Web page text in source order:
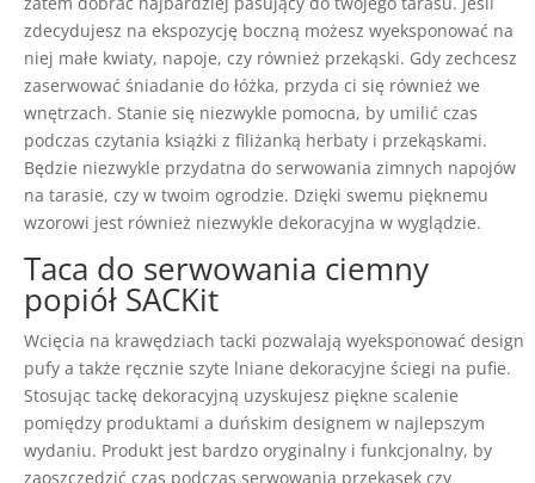
zdecydujesz na ekspozycję boczną możesz wyeksponować na
niej małe kwiaty, napoje, czy również przekąski. Gdy zechcesz
zaserwować śniadanie do łóżka, przyda ci się również we
wnętrzach. Stanie się niezwykle pomocna, by umilić czas
podczas czytania książki z filiżanką herbaty i przekąskami.
Będzie niezwykle przydatna do serwowania zimnych napojów
na tarasie, czy w twoim ogrodzie. Dzięki swemu pięknemu
wzorowi jest również niezwykle dekoracyjna w wyglądzie.
Taca do serwowania ciemny
popiół SACKit
Wcięcia na krawędziach tacki pozwalają wyeksponować design
pufy a także ręcznie szyte lniane dekoracyjne ściegi na pufie.
Stosując tackę dekoracyjną uzyskujesz piękne scalenie
pomiędzy produktami a duńskim designem w najlepszym
wydaniu. Produkt jest bardzo oryginalny i funkcjonalny, by
zaoszczędzić czas podczas serwowania przekąsek czy